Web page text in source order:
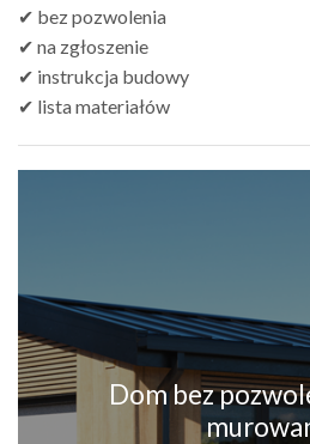
✔ bez pozwolenia
✔ na zgłoszenie
✔ instrukcja budowy
✔ lista materiałów
Dom bez